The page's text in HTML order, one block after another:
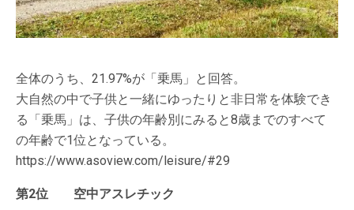
全体のうち、21.97%が「乗馬」と回答。
大自然の中で子供と一緒にゆったりと非日常を体験でき
る「乗馬」は、子供の年齢別にみると8歳までのすべて
の年齢で1位となっている。
https://www.asoview.com/leisure/#29
第2位 空中アスレチック